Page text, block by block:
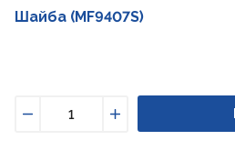
Шайба (MF9407S)
Увеличить